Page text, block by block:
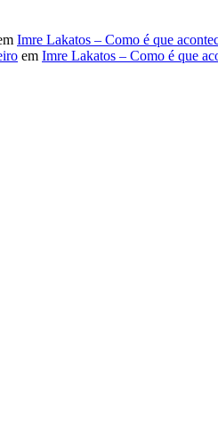
Imre Lakatos – Como é que
em Imre Lakatos – Como é que